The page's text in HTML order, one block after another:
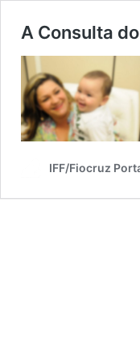
A Consulta
IFF/Fiocruz